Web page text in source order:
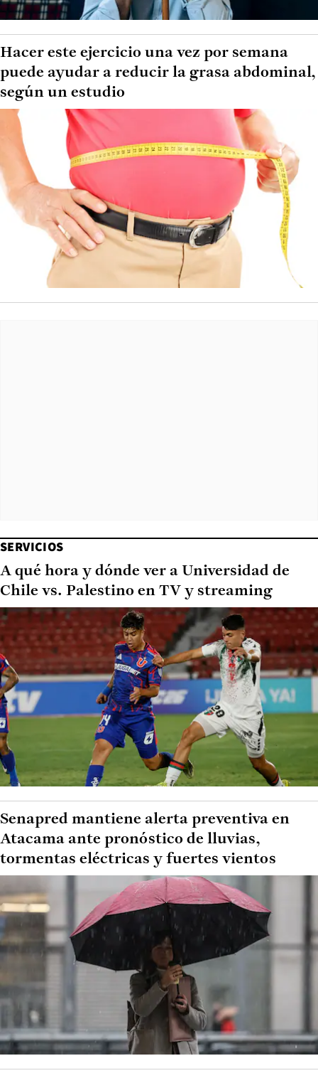
Hacer este ejercicio una vez por semana
puede ayudar a reducir la grasa abdominal,
según un estudio
SERVICIOS
A qué hora y dónde ver a Universidad de
Chile vs. Palestino en TV y streaming
Senapred mantiene alerta preventiva en
Atacama ante pronóstico de lluvias,
tormentas eléctricas y fuertes vientos